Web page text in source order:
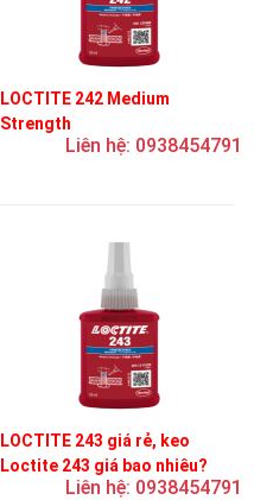
LOCTITE 242 Medium
Strength
Liên hệ: 0938454791
LOCTITE 243 giá rẻ, keo
Loctite 243 giá bao nhiêu?
Liên hệ: 0938454791